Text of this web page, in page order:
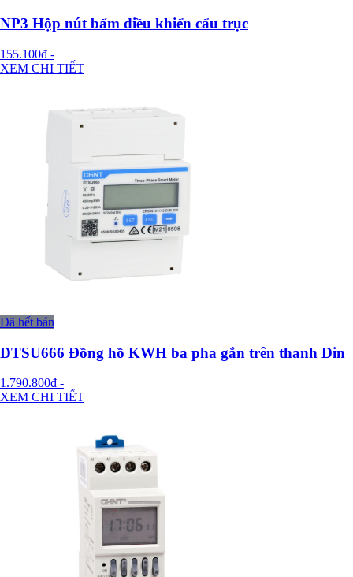
NP3 Hộp nút bấm điều khiển cẩu trục
155.100đ -
XEM CHI TIẾT
Đã hết bán
DTSU666 Đồng hồ KWH ba pha gắn trên thanh Din
1.790.800đ -
XEM CHI TIẾT